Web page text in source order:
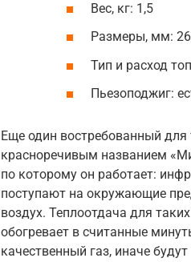
Вес, кг: 1,5
Размеры, мм:
Тип и расход
Пьезоподжиг:
Еще один востребованный для
красноречивым названием
по которому он работает:
поступают на окружающие
воздух. Теплоотдача для
обогревает в считанные
качественный газ, иначе